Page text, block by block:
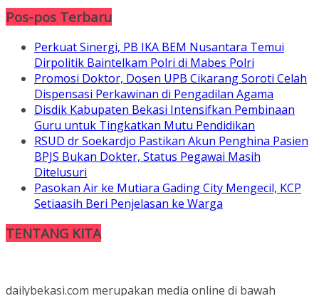
Pos-pos Terbaru
Perkuat Sinergi, PB IKA BEM Nusantara Temui
Dirpolitik Baintelkam Polri di Mabes Polri
Promosi Doktor, Dosen UPB Cikarang Soroti Celah
Dispensasi Perkawinan di Pengadilan Agama
Disdik Kabupaten Bekasi Intensifkan Pembinaan
Guru untuk Tingkatkan Mutu Pendidikan
RSUD dr Soekardjo Pastikan Akun Penghina Pasien
BPJS Bukan Dokter, Status Pegawai Masih
Ditelusuri
Pasokan Air ke Mutiara Gading City Mengecil, KCP
Setiaasih Beri Penjelasan ke Warga
TENTANG KITA
dailybekasi.com merupakan media online di bawah